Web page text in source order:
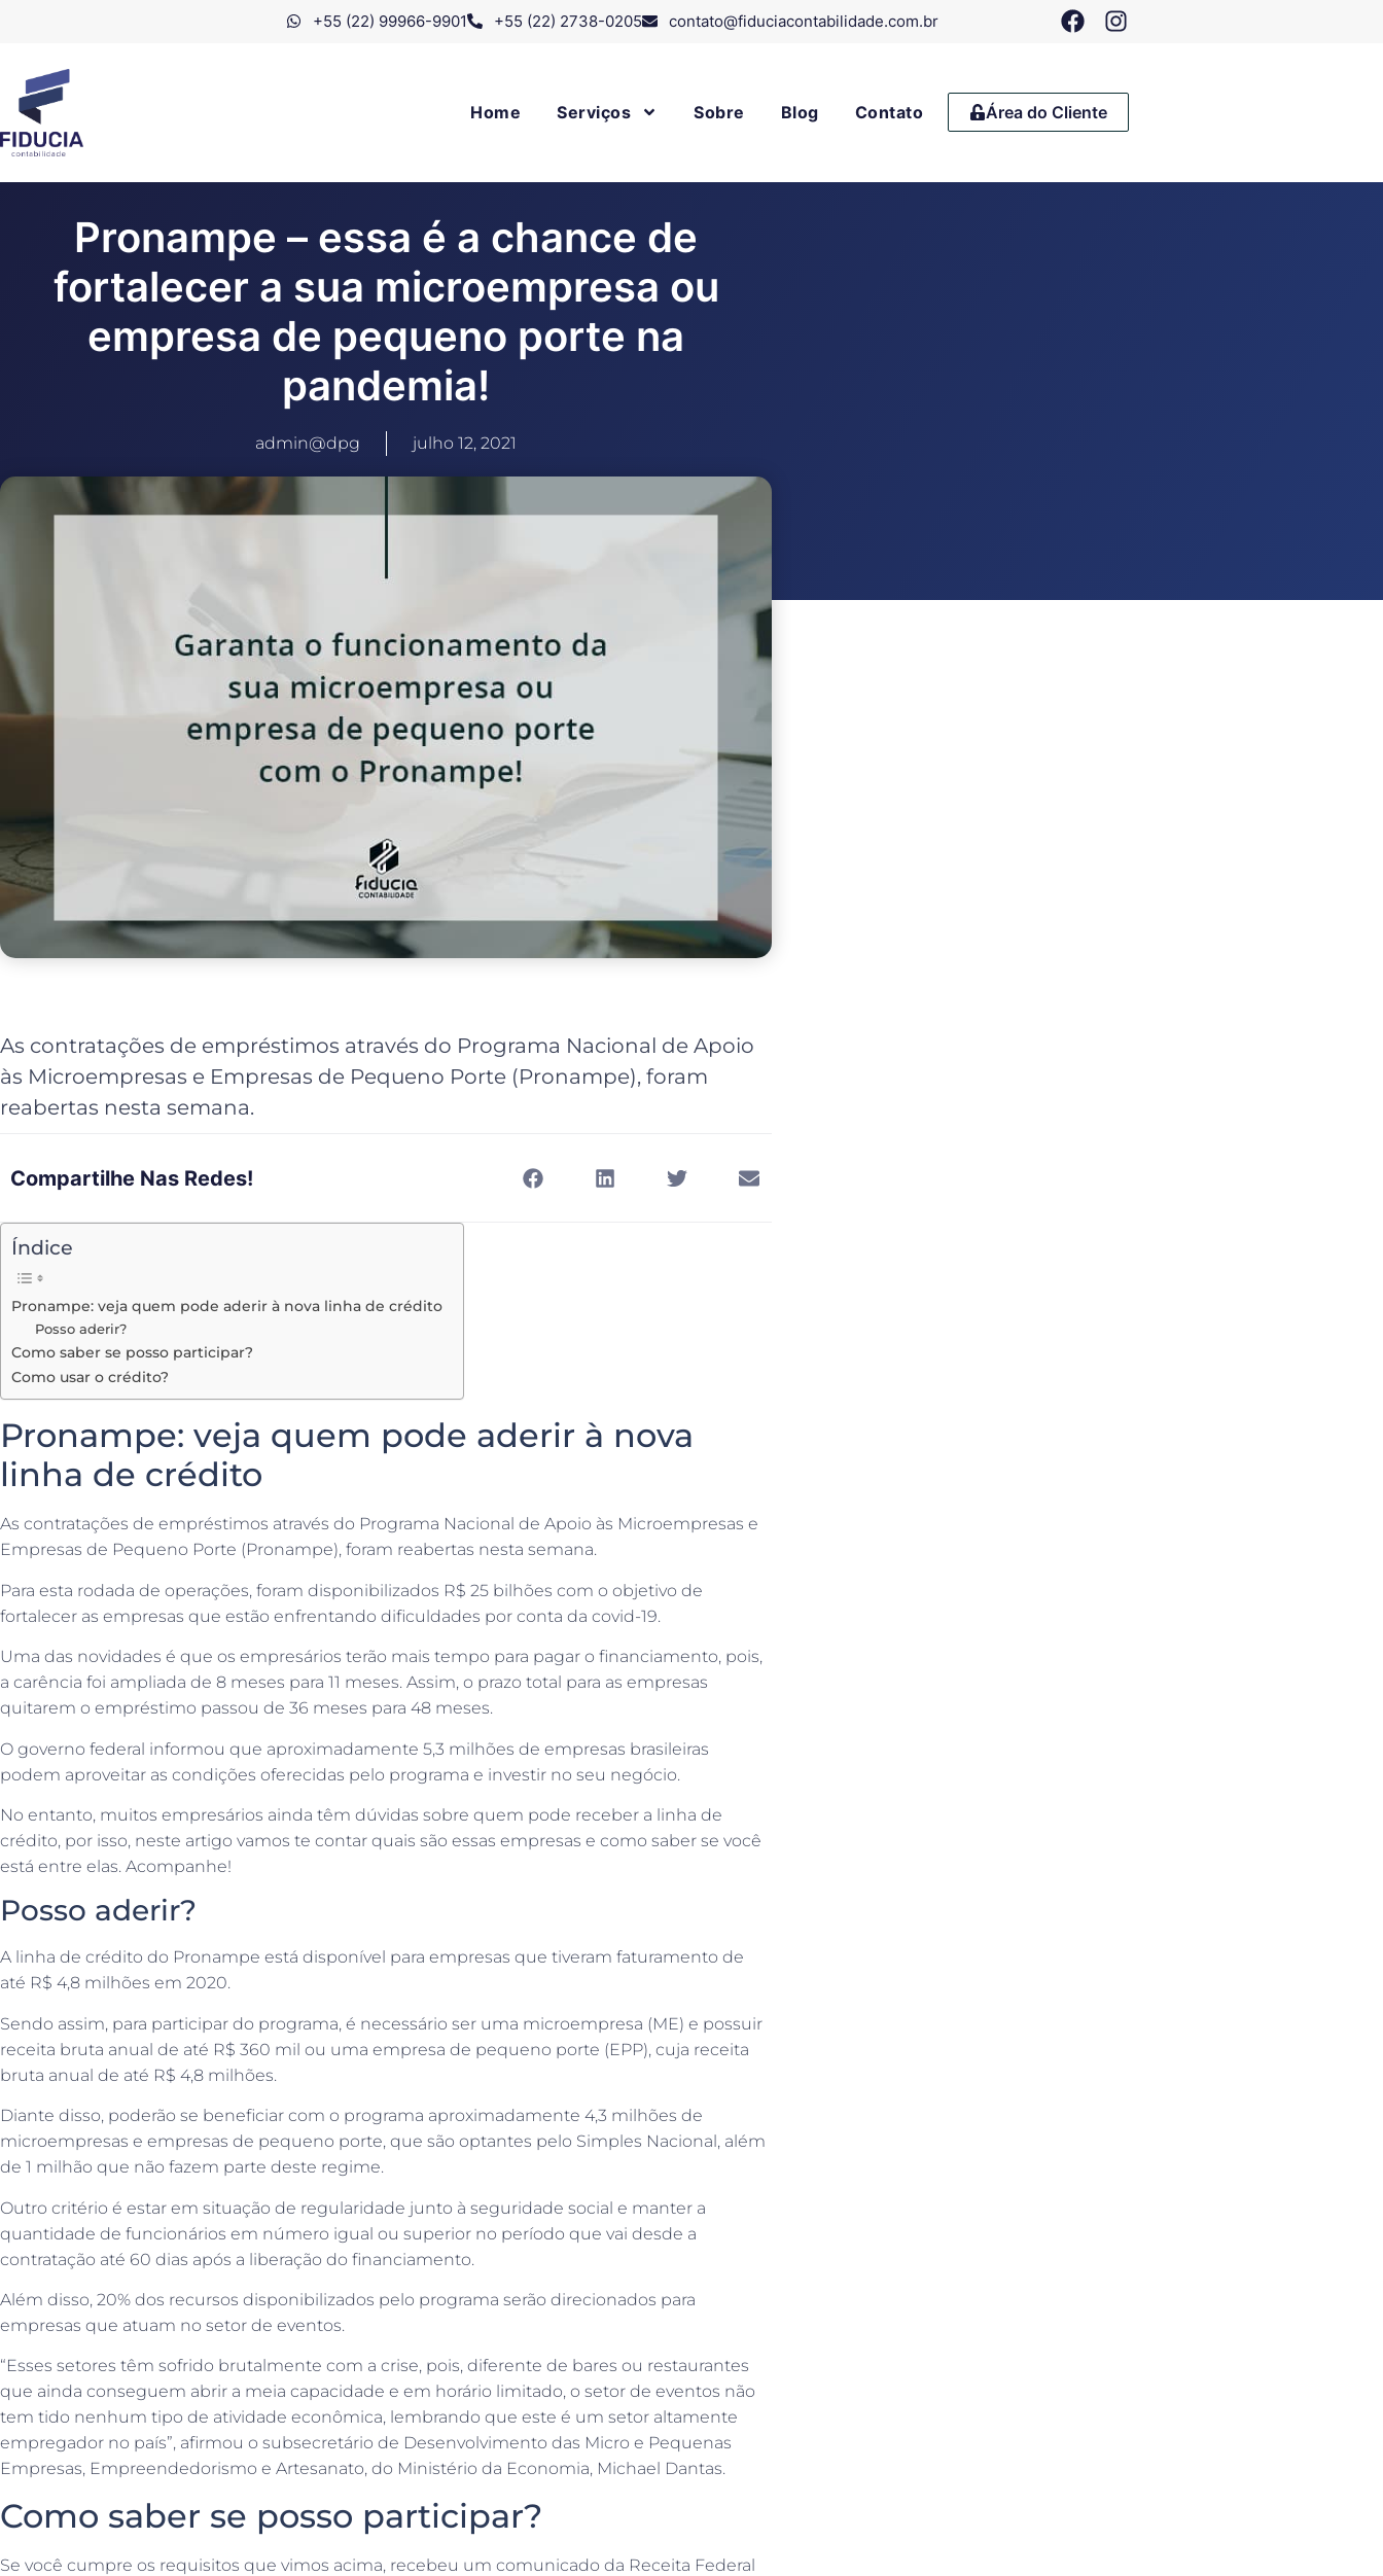
+55 (22) 99966-9901 +55 (22) 2738-0205 contato@fiduciacontabilidade.com.br
Home Serviços Sobre Blog Contato Área do Cliente
Pronampe – essa é a chance de
fortalecer a sua microempresa ou
empresa de pequeno porte na
pandemia!
admin@dpg julho 12, 2021
As contratações de empréstimos através do Programa Nacional de Apoio
às Microempresas e Empresas de Pequeno Porte (Pronampe), foram
reabertas nesta semana.
Compartilhe Nas Redes!
Índice
Pronampe: veja quem pode aderir à nova linha de crédito
Posso aderir?
Como saber se posso participar?
Como usar o crédito?
Pronampe: veja quem pode aderir à nova
linha de crédito
As contratações de empréstimos através do Programa Nacional de Apoio às Microempresas e
Empresas de Pequeno Porte (Pronampe), foram reabertas nesta semana.
Para esta rodada de operações, foram disponibilizados R$ 25 bilhões com o objetivo de
fortalecer as empresas que estão enfrentando dificuldades por conta da covid-19.
Uma das novidades é que os empresários terão mais tempo para pagar o financiamento, pois,
a carência foi ampliada de 8 meses para 11 meses. Assim, o prazo total para as empresas
quitarem o empréstimo passou de 36 meses para 48 meses.
O governo federal informou que aproximadamente 5,3 milhões de empresas brasileiras
podem aproveitar as condições oferecidas pelo programa e investir no seu negócio.
No entanto, muitos empresários ainda têm dúvidas sobre quem pode receber a linha de
crédito, por isso, neste artigo vamos te contar quais são essas empresas e como saber se você
está entre elas. Acompanhe!
Posso aderir?
A linha de crédito do Pronampe está disponível para empresas que tiveram faturamento de
até R$ 4,8 milhões em 2020.
Sendo assim, para participar do programa, é necessário ser uma microempresa (ME) e possuir
receita bruta anual de até R$ 360 mil ou uma empresa de pequeno porte (EPP), cuja receita
bruta anual de até R$ 4,8 milhões.
Diante disso, poderão se beneficiar com o programa aproximadamente 4,3 milhões de
microempresas e empresas de pequeno porte, que são optantes pelo Simples Nacional, além
de 1 milhão que não fazem parte deste regime.
Outro critério é estar em situação de regularidade junto à seguridade social e manter a
quantidade de funcionários em número igual ou superior no período que vai desde a
contratação até 60 dias após a liberação do financiamento.
Além disso, 20% dos recursos disponibilizados pelo programa serão direcionados para
empresas que atuam no setor de eventos.
“Esses setores têm sofrido brutalmente com a crise, pois, diferente de bares ou restaurantes
que ainda conseguem abrir a meia capacidade e em horário limitado, o setor de eventos não
tem tido nenhum tipo de atividade econômica, lembrando que este é um setor altamente
empregador no país”, afirmou o subsecretário de Desenvolvimento das Micro e Pequenas
Empresas, Empreendedorismo e Artesanato, do Ministério da Economia, Michael Dantas.
Como saber se posso participar?
Se você cumpre os requisitos que vimos acima, recebeu um comunicado da Receita Federal